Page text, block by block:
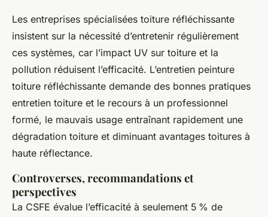
Les entreprises spécialisées toiture réfléchissante
insistent sur la nécessité d’entretenir régulièrement
ces systèmes, car l’impact UV sur toiture et la
pollution réduisent l’efficacité. L’entretien peinture
toiture réfléchissante demande des bonnes pratiques
entretien toiture et le recours à un professionnel
formé, le mauvais usage entraînant rapidement une
dégradation toiture et diminuant avantages toitures à
haute réflectance.
Controverses, recommandations et
perspectives
La CSFE évalue l’efficacité à seulement 5 % de